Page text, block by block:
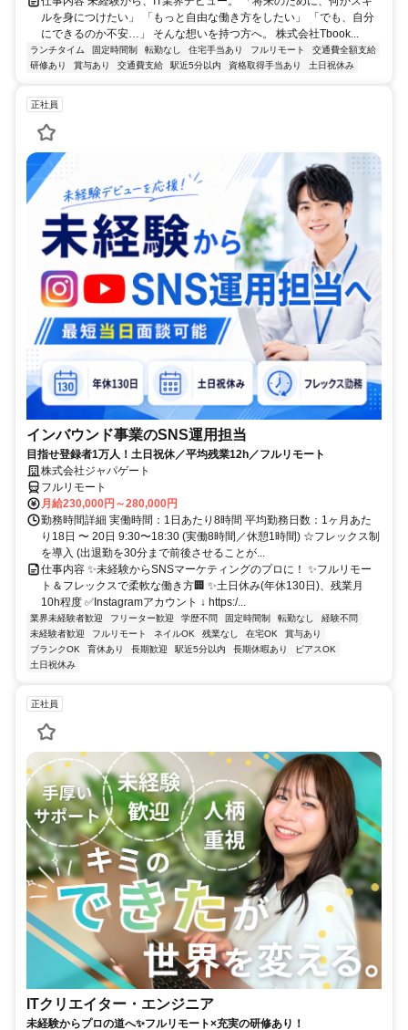
ルを身につけたい」 「もっと自由な働き方をしたい」 「でも、自分
にできるのか不安…」 そんな想いを持つ方へ。 株式会社Tbook...
ランチタイム 固定時間制 転勤なし 住宅手当あり フルリモート
交通費全額支給
研修あり
賞与あり 交通費支給 駅近5分以内 資格取得手当あり 土日祝休み
正社員
インバウンド事業のSNS運用担当
目指せ登録者1万人！土日祝休／平均残業12h／フルリモート
株式会社ジャパゲート
フルリモート
月給230,000円～280,000円
勤務時間詳細 実働時間：1日あたり8時間 平均勤務日数：1ヶ月あた
り18日 〜 20日 9:30〜18:30 (実働8時間／休憩1時間) ☆フレックス制
を導入 (出退勤を30分まで前後させることが...
仕事内容 ✨未経験からSNSマーケティングのプロに！ ✨フルリモー
ト＆フレックスで柔軟な働き方🏢 ✨土日休み(年休130日)、残業月
10h程度 ✅Instagramアカウント ↓ https:/...
業界未経験者歓迎 フリーター歓迎 学歴不問 固定時間制 転勤なし
経験不問
未経験者歓迎
フルリモート ネイルOK 残業なし 在宅OK
賞与あり
ブランクOK
育休あり 長期歓迎 駅近5分以内 長期休暇あり
ピアスOK
土日祝休み
正社員
ITクリエイター・エンジニア
未経験からプロの道へ✨フルリモート×充実の研修あり！